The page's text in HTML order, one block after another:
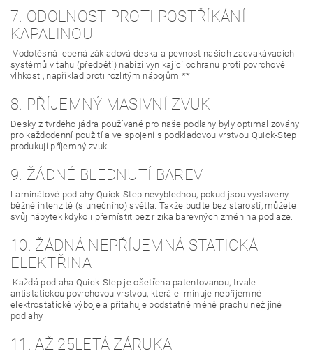
7. ODOLNOST PROTI POSTŘÍKÁNÍ
KAPALINOU
Vodotěsná lepená základová deska a pevnost našich zacvakávacích
systémů v tahu (předpětí) nabízí vynikající ochranu proti povrchové
vlhkosti, například proti rozlitým nápojům.**
8. PŘÍJEMNÝ MASIVNÍ ZVUK
Desky z tvrdého jádra používané pro naše podlahy byly optimalizovány
pro každodenní použití a ve spojení s podkladovou vrstvou Quick-Step
produkují příjemný zvuk.
9. ŽÁDNÉ BLEDNUTÍ BAREV
Laminátové podlahy Quick-Step nevyblednou, pokud jsou vystaveny
běžné intenzitě (slunečního) světla. Takže buďte bez starostí, můžete
svůj nábytek kdykoli přemístit bez rizika barevných změn na podlaze.
10. ŽÁDNÁ NEPŘÍJEMNÁ STATICKÁ
ELEKTŘINA
Každá podlaha Quick-Step je ošetřena patentovanou, trvale
antistatickou povrchovou vrstvou, která eliminuje nepříjemné
elektrostatické výboje a přitahuje podstatně méně prachu než jiné
podlahy.
11. AŽ 25LETÁ ZÁRUKA